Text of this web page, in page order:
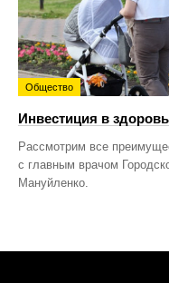
Общество
Инвестиция в
Рассмотрим все
с главным врачом
Мануйленко.